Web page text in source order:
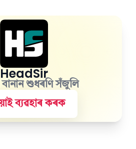
HeadSir
বানান শুধৰণি সঁজুলি
ব্যৱহাৰ কৰক